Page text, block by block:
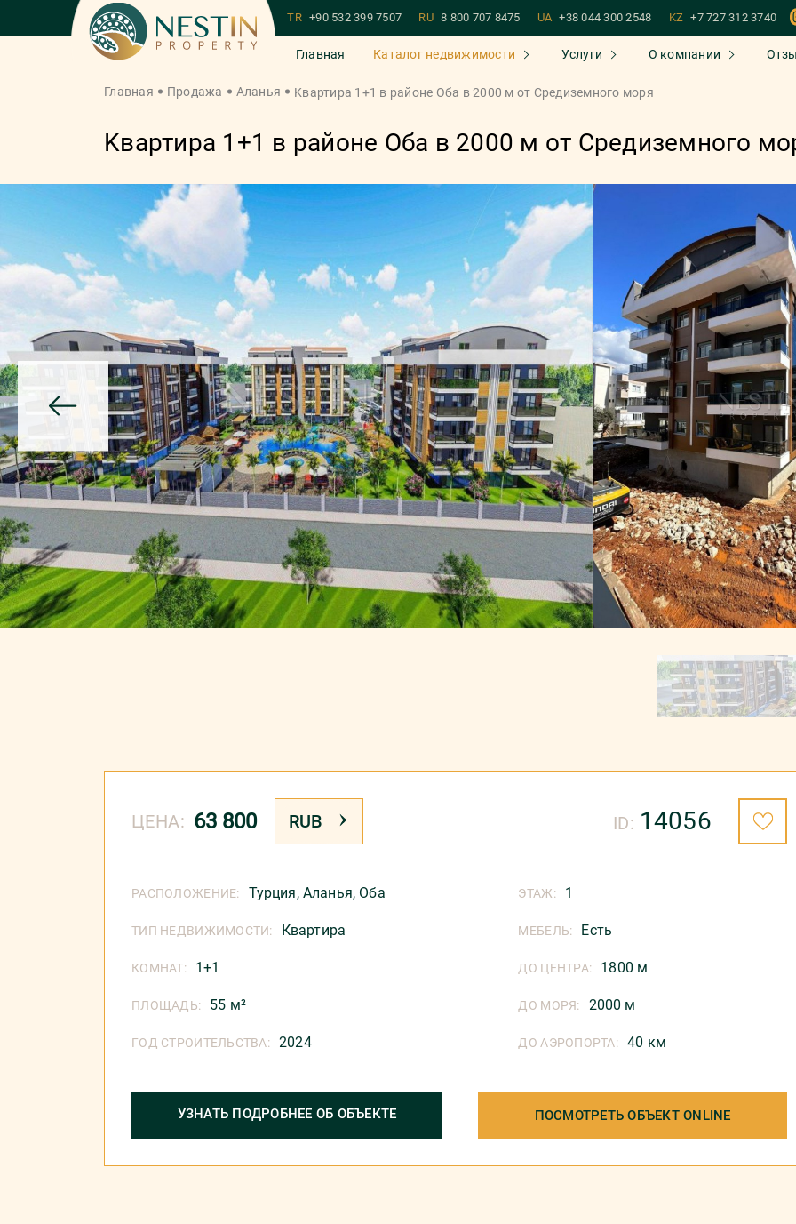
TR +90 532 399 7507 RU 8 800 707 8475 UA +38 044 300 2548 KZ +7 727 312 3740
Главная Каталог недвижимости Услуги О компании
Главная Продажа Аланья Kвартирa 1+1 в районе Оба в 2000 м от Средиземного моря
Kвартирa 1+1 в районе Оба в 2000 м от Средиземного
ЦЕНА: 63 800 RUB ID: 14056
РАСПОЛОЖЕНИЕ: Турция, Аланья, Оба ЭТАЖ: 1
ТИП НЕДВИЖИМОСТИ: Квартира МЕБЕЛЬ: Есть
КОМНАТ: 1+1 ДО ЦЕНТРА: 1800 м
ПЛОЩАДЬ: 55 м² ДО МОРЯ: 2000 м
ГОД СТРОИТЕЛЬСТВА: 2024 ДО АЭРОПОРТА: 40 км
УЗНАТЬ ПОДРОБНЕЕ ОБ ОБЪЕКТЕ ПОСМОТРЕТЬ ОБЪЕКТ ONLINE
Получить индивидуальную
подборку объектов
Мы подготовим для вас подборку лучших
предложенийот застройщиков Аланьи и
Антальи по вашим персональным запросам
Оставьте ваши контактные данные и наш менеджер свяжется
вами для уточнения всех деталей
ВАШЕ ИМЯ